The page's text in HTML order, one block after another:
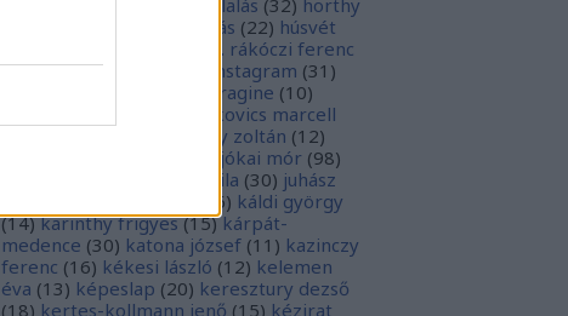
honfoglalás (32) horthy
hunyadi mátyás (22) húsvét
ii. rákóczi ferenc
(21) illyés boglárka instagram (31 )
jacobus de voragine (10)
jankovics marcell
jékely zoltán (12)
jókai mór (98)
józsef attila (30) juhász
16) káldi györgy
(14) karinthy frigyes (15) kárpát-
medence (30) katona józsef (11 ) kazinczy
ferenc (16) kékesi lászló (12) kelemen
éva (13) képeslap (20) keresztury dezső
(18) kertes-kollmann jenő (15) kézirat